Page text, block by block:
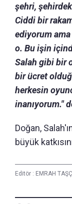
şehri,
Ciddi bir
ediyorum ama
o. Bu işin
Salah gibi bir
bir ücret
herkesin
inanıyorum."
Doğan,
büyük
Editör : EMRAH